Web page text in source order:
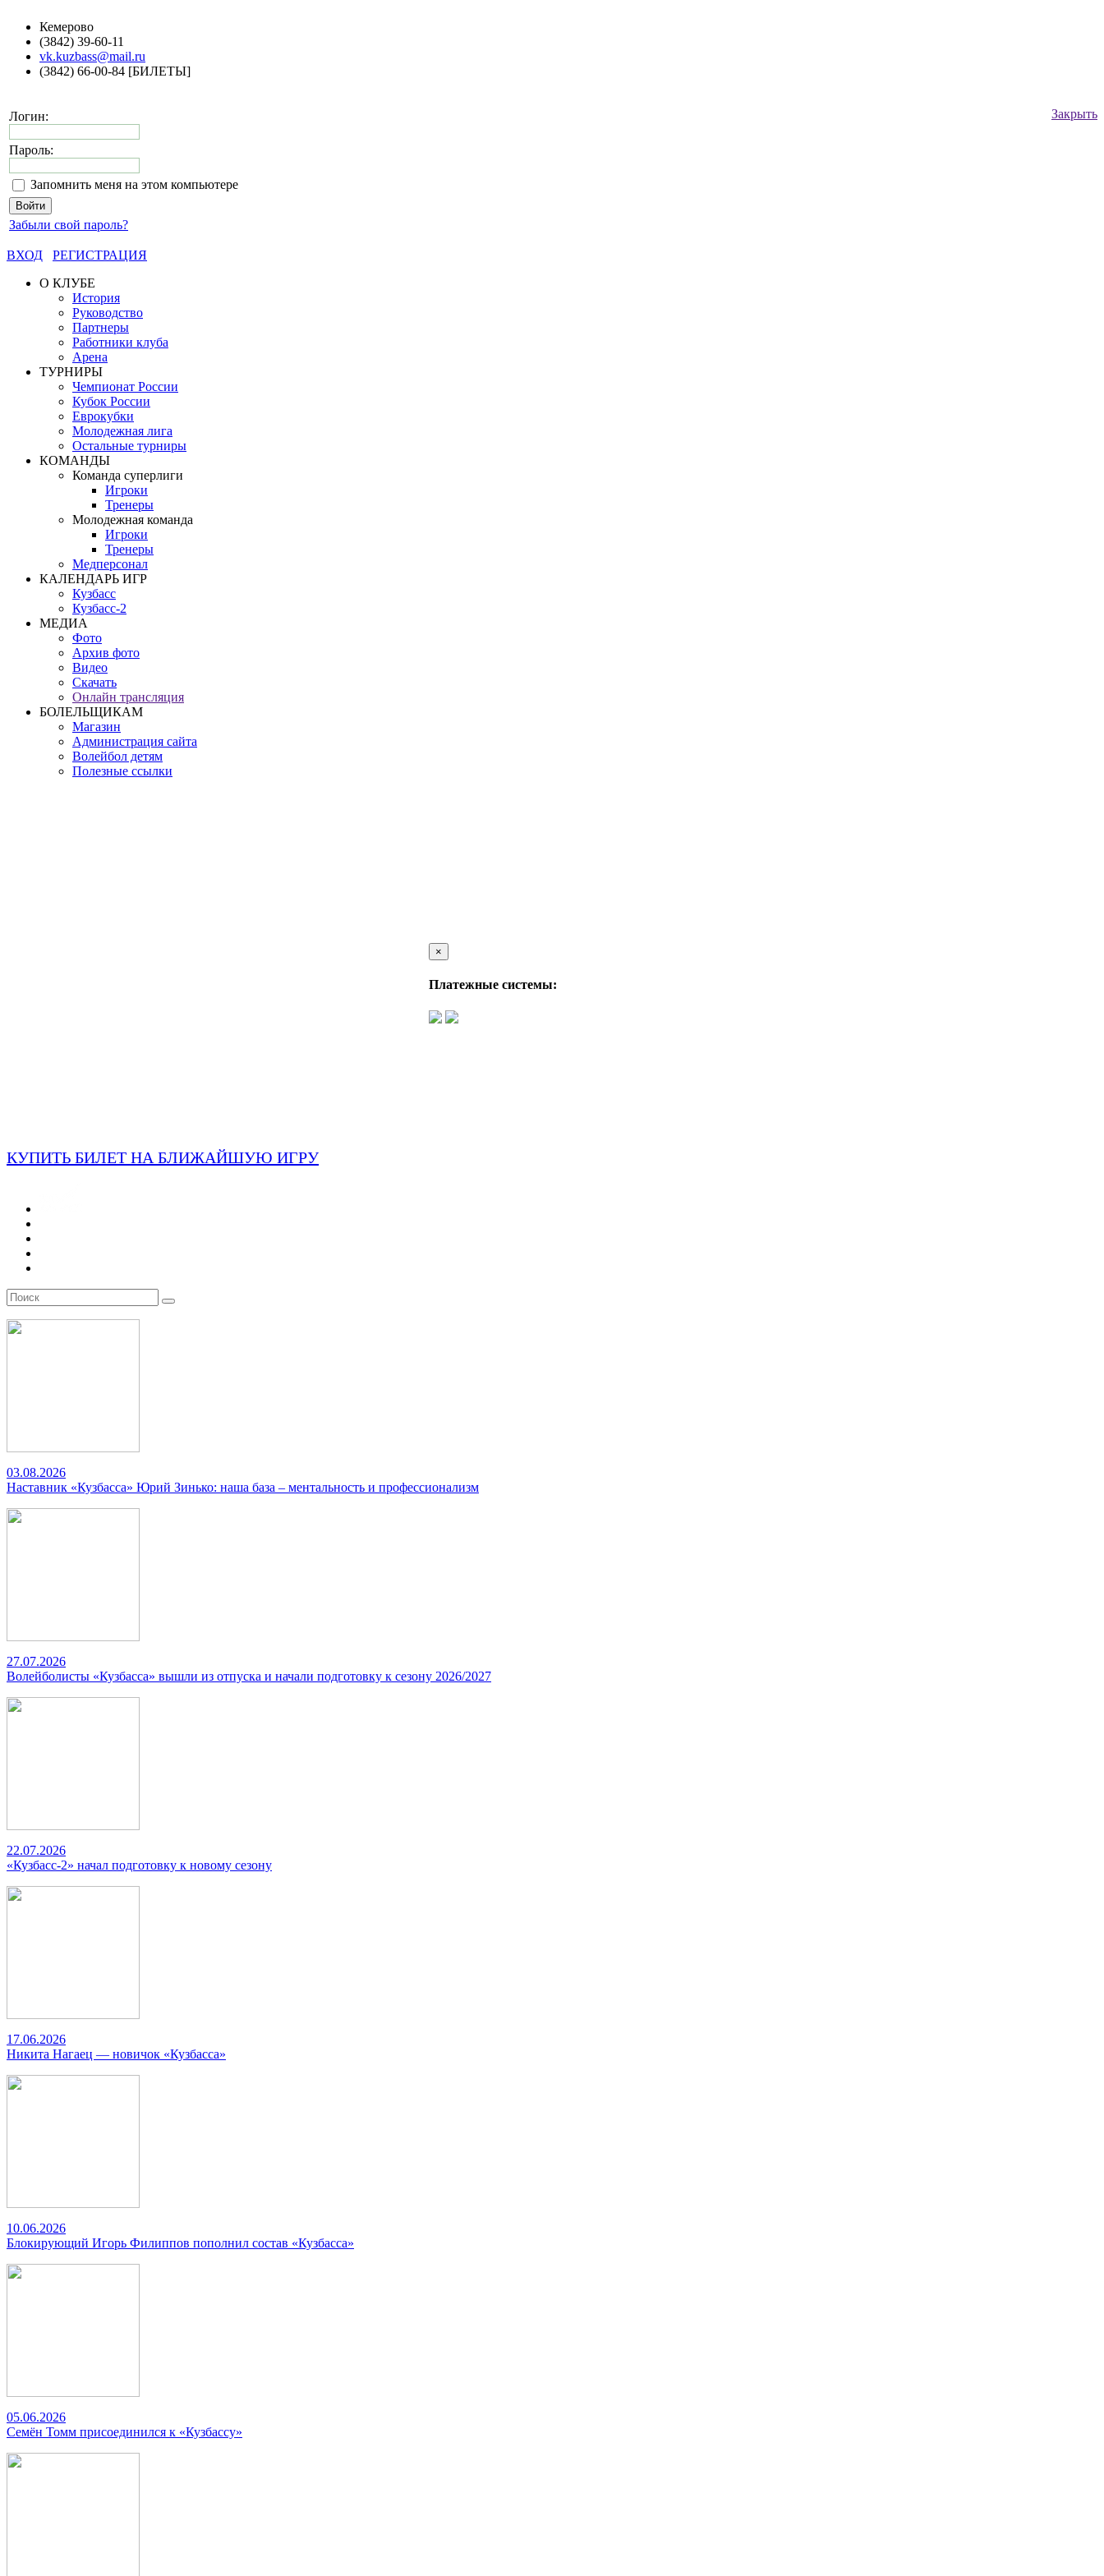
Кемерово
(3842) 39-60-11
vk.kuzbass@mail.ru
(3842) 66-00-84 [БИЛЕТЫ]
Закрыть
Логин:
Пароль:
Запомнить меня на этом компьютере
Забыли свой пароль?
ВХОД
РЕГИСТРАЦИЯ
О КЛУБЕ
История
Руководство
Партнеры
Работники клуба
Арена
ТУРНИРЫ
Чемпионат России
Кубок России
Еврокубки
Молодежная лига
Остальные турниры
КОМАНДЫ
Команда суперлиги
Игроки
Тренеры
Молодежная команда
Игроки
Тренеры
Медперсонал
КАЛЕНДАРЬ ИГР
Кузбасс
Кузбасс-2
МЕДИА
Фото
Архив фото
Видео
Скачать
Онлайн трансляция
БОЛЕЛЬЩИКАМ
Магазин
Администрация сайта
Волейбол детям
Полезные ссылки
×
Платежные системы:
КУПИТЬ БИЛЕТ НА БЛИЖАЙШУЮ ИГРУ
03.08.2026
Наставник «Кузбасса» Юрий Зинько: наша база – ментальность и профессионализм
27.07.2026
Волейболисты «Кузбасса» вышли из отпуска и начали подготовку к сезону 2026/2027
22.07.2026
«Кузбасс-2» начал подготовку к новому сезону
17.06.2026
Никита Нагаец — новичок «Кузбасса»
10.06.2026
Блокирующий Игорь Филиппов пополнил состав «Кузбасса»
05.06.2026
Семён Томм присоединился к «Кузбассу»